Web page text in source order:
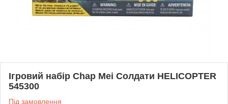
Ігровий набір Chap Mei Солдати HELICOPTER
545300
Під замовлення